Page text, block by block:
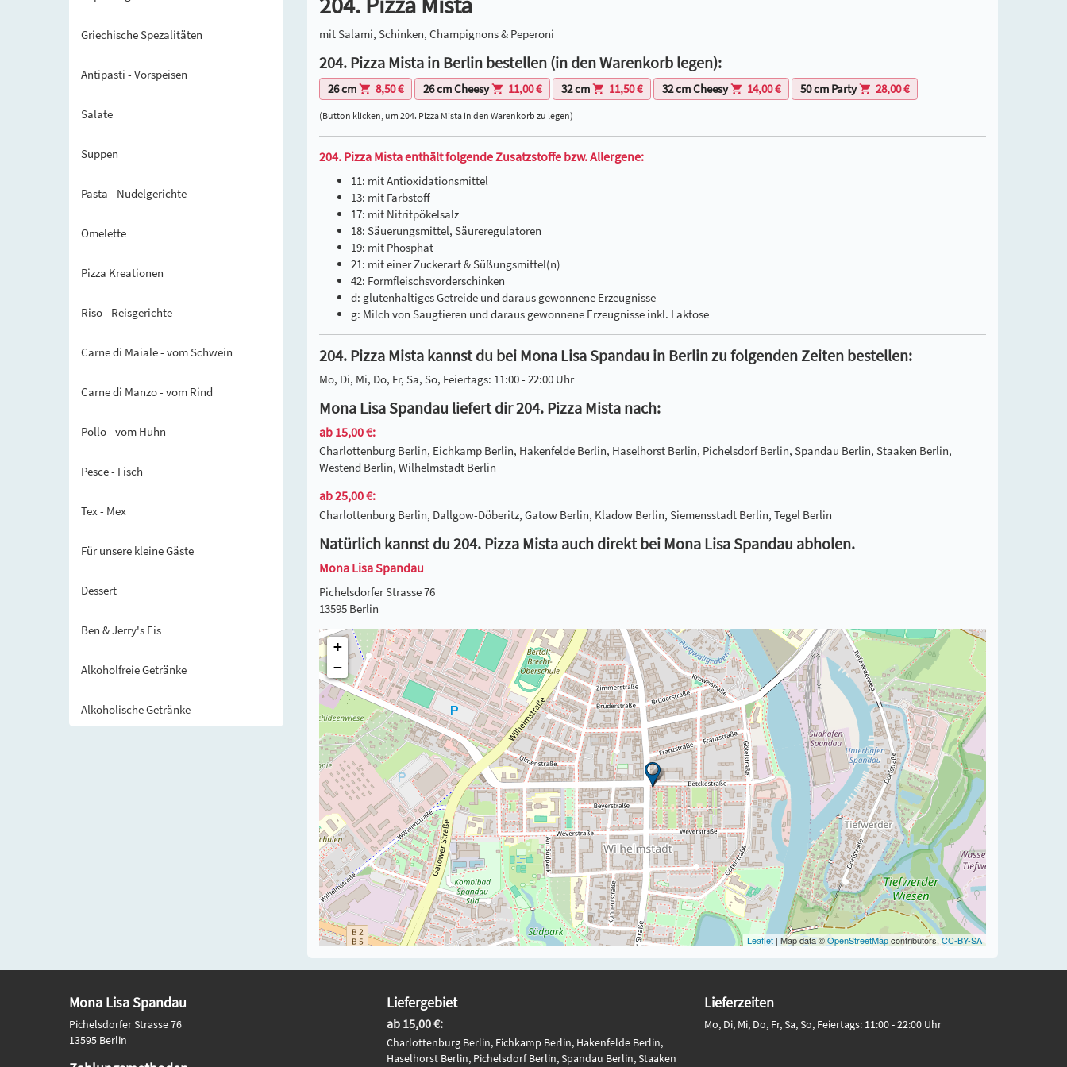
Griechische Spezalitäten
Antipasti - Vorspeisen
Salate
Suppen
Pasta - Nudelgerichte
Omelette
Pizza Kreationen
Riso - Reisgerichte
Carne di Maiale - vom Schwein
Carne di Manzo - vom Rind
Pollo - vom Huhn
Pesce - Fisch
Tex - Mex
Für unsere kleine Gäste
Dessert
Ben & Jerry's Eis
Alkoholfreie Getränke
Alkoholische Getränke
mit Salami, Schinken, Champignons & Peperoni
204. Pizza Mista in Berlin bestellen (in den Warenkorb legen):
26 cm 8,50 € 26 cm Cheesy 11,00 € 32 cm 11,50 € 32 cm Cheesy 14,00 € 50 cm Party 28,00 €
(Button klicken, um 204. Pizza Mista in den Warenkorb zu legen)
204. Pizza Mista enthält folgende Zusatzstoffe bzw. Allergene:
11: mit Antioxidationsmittel
13: mit Farbstoff
17: mit Nitritpökelsalz
18: Säuerungsmittel, Säureregulatoren
19: mit Phosphat
21: mit einer Zuckerart & Süßungsmittel(n)
42: Formfleischsvorderschinken
d: glutenhaltiges Getreide und daraus gewonnene Erzeugnisse
g: Milch von Saugtieren und daraus gewonnene Erzeugnisse inkl. Laktose
204. Pizza Mista kannst du bei Mona Lisa Spandau in Berlin zu folgenden Zeiten bestellen:
Mo, Di, Mi, Do, Fr, Sa, So, Feiertags: 11:00 - 22:00 Uhr
Mona Lisa Spandau liefert dir 204. Pizza Mista nach:
ab 15,00 €:
Charlottenburg Berlin, Eichkamp Berlin, Hakenfelde Berlin, Haselhorst Berlin, Pichelsdorf Berlin, Spandau Berlin, Staaken Berlin,
Westend Berlin, Wilhelmstadt Berlin
ab 25,00 €:
Charlottenburg Berlin, Dallgow-Döberitz, Gatow Berlin, Kladow Berlin, Siemensstadt Berlin, Tegel Berlin
Natürlich kannst du 204. Pizza Mista auch direkt bei Mona Lisa Spandau abholen.
Mona Lisa Spandau
Pichelsdorfer Strasse 76
13595 Berlin
+
−
Leaflet | Map data ©OpenStreetMapcontributors, CC-BY-SA
Mona Lisa Spandau
Pichelsdorfer Strasse 76
13595 Berlin
Liefergebiet
ab 15,00 €:
Charlottenburg Berlin, Eichkamp Berlin, Hakenfelde Berlin,
Haselhorst Berlin, Pichelsdorf Berlin, Spandau Berlin, Staaken
Lieferzeiten
Mo, Di, Mi, Do, Fr, Sa, So, Feiertags: 11:00 - 22:00 Uhr